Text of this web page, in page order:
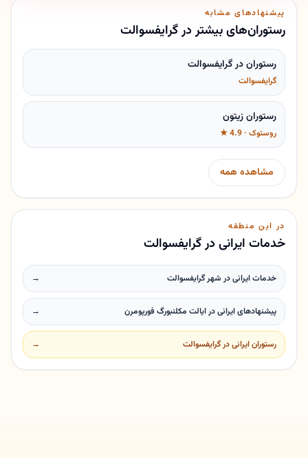
پیشنهادهای مشابه
رستوران‌های بیشتر در گرایفسوالت
رستوران در گرایفسوالت
گرایفسوالت
رستوران زیتون
روستوک · 4.9 ★
مشاهده همه
در این منطقه
خدمات ایرانی در گرایفسوالت
خدمات ایرانی در شهر گرایفسوالت →
پیشنهادهای ایرانی در ایالت مکلنبورگ فورپومرن →
رستوران ایرانی در گرایفسوالت →